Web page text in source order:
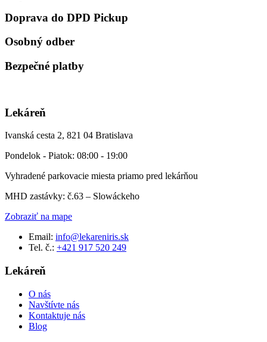
Doprava do DPD Pickup
Osobný odber
Bezpečné platby
Lekáreň
Ivanská cesta 2, 821 04 Bratislava
Pondelok - Piatok: 08:00 - 19:00
Vyhradené parkovacie miesta priamo pred lekárňou
MHD zastávky: č.63 – Slowáckeho
Zobraziť na mape
Email: info@lekareniris.sk
Tel. č.: +421 917 520 249
Lekáreň
O nás
Navštívte nás
Kontaktuje nás
Blog